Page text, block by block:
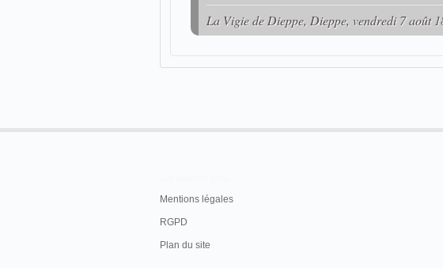
La Vigie de Dieppe, Dieppe, vendredi 7 août
Mentions légales
RGPD
Plan du site